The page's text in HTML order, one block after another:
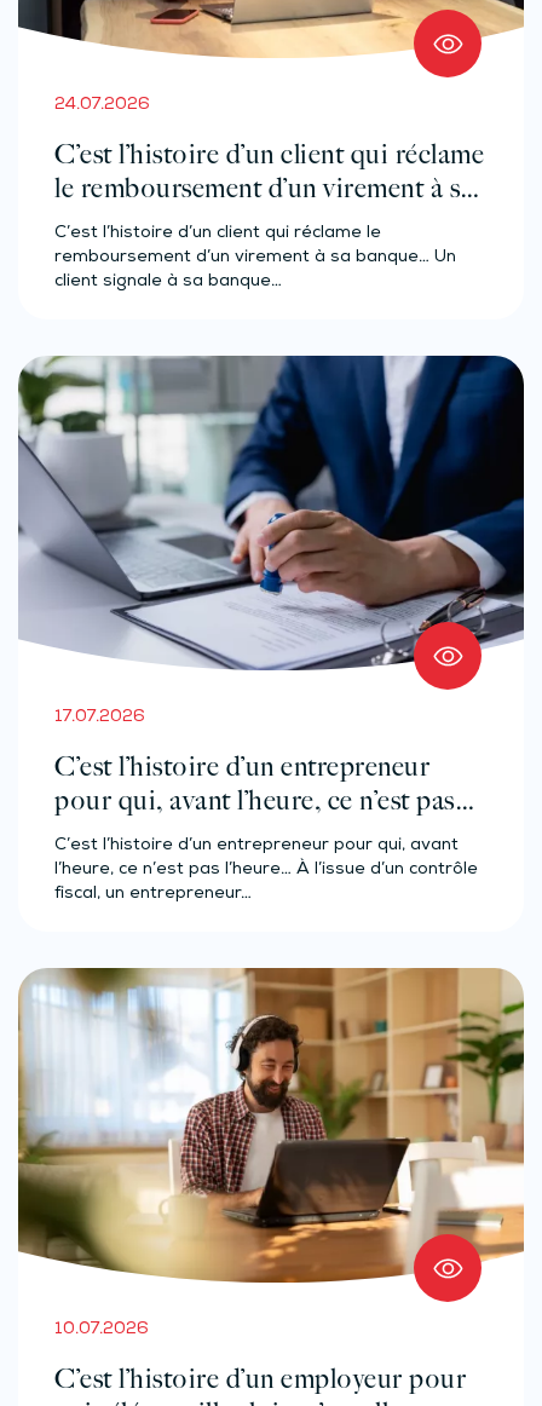
24.07.2026
C’est l’histoire d’un client qui réclame
le remboursement d’un virement à sa
banque…
C’est l’histoire d’un client qui réclame le
remboursement d’un virement à sa banque… Un
client signale à sa banque…
17.07.2026
C’est l’histoire d’un entrepreneur
pour qui, avant l’heure, ce n’est pas
l’heure…
C’est l’histoire d’un entrepreneur pour qui, avant
l’heure, ce n’est pas l’heure… À l’issue d’un contrôle
fiscal, un entrepreneur…
10.07.2026
C’est l’histoire d’un employeur pour